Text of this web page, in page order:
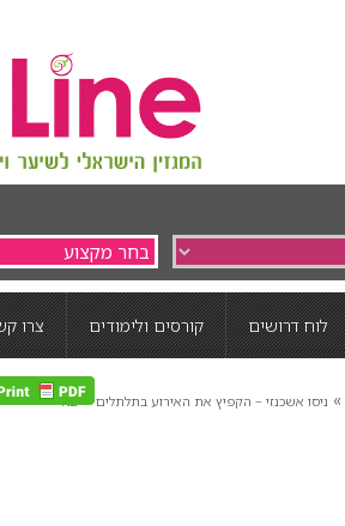
לוח דרושים קורסים ולימודים צרו
» ניסו אשכנזי – הקפיץ את האירוע בתלתלים»
N2